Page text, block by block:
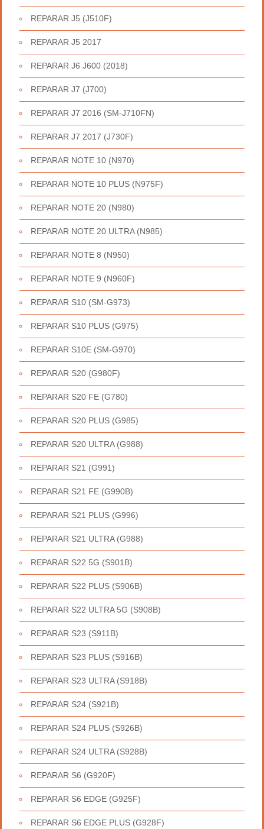
REPARAR J5 (J510F)
REPARAR J5 2017
REPARAR J6 J600 (2018)
REPARAR J7 (J700)
REPARAR J7 2016 (SM-J710FN)
REPARAR J7 2017 (J730F)
REPARAR NOTE 10 (N970)
REPARAR NOTE 10 PLUS (N975F)
REPARAR NOTE 20 (N980)
REPARAR NOTE 20 ULTRA (N985)
REPARAR NOTE 8 (N950)
REPARAR NOTE 9 (N960F)
REPARAR S10 (SM-G973)
REPARAR S10 PLUS (G975)
REPARAR S10E (SM-G970)
REPARAR S20 (G980F)
REPARAR S20 FE (G780)
REPARAR S20 PLUS (G985)
REPARAR S20 ULTRA (G988)
REPARAR S21 (G991)
REPARAR S21 FE (G990B)
REPARAR S21 PLUS (G996)
REPARAR S21 ULTRA (G988)
REPARAR S22 5G (S901B)
REPARAR S22 PLUS (S906B)
REPARAR S22 ULTRA 5G (S908B)
REPARAR S23 (S911B)
REPARAR S23 PLUS (S916B)
REPARAR S23 ULTRA (S918B)
REPARAR S24 (S921B)
REPARAR S24 PLUS (S926B)
REPARAR S24 ULTRA (S928B)
REPARAR S6 (G920F)
REPARAR S6 EDGE (G925F)
REPARAR S6 EDGE PLUS (G928F)